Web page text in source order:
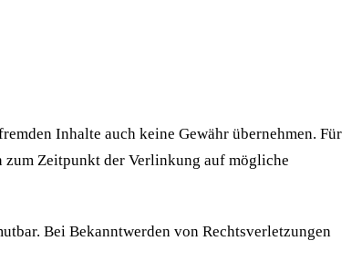
Inhalte auch keine Gewähr übernehmen. Für
Zeitpunkt der Verlinkung auf mögliche
Bei Bekanntwerden von Rechtsverletzungen